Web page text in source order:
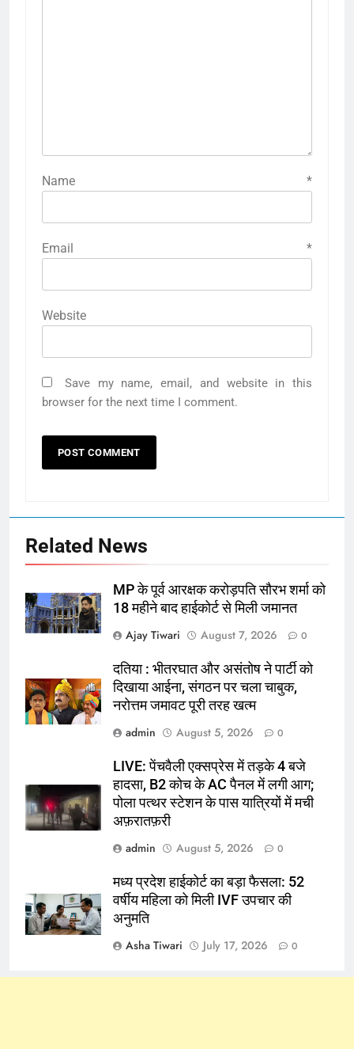
Name *
Email *
Website
Save my name, email, and website in this
browser for the next time I comment.
Related News
MP के पूर्व आरक्षक करोड़पति सौरभ शर्मा को
18 महीने बाद हाईकोर्ट से मिली जमानत
Ajay Tiwari
August 7, 2026 0
दतिया : भीतरघात और असंतोष ने पार्टी को
दिखाया आईना, संगठन पर चला चाबुक,
नरोत्तम जमावट पूरी तरह खत्म
admin
August 5, 2026 0
LIVE: पेंचवैली एक्सप्रेस में तड़के 4 बजे
हादसा, B2 कोच के AC पैनल में लगी आग;
पोला पत्थर स्टेशन के पास यात्रियों में मची
अफ़रातफ़री
admin
August 5, 2026 0
मध्य प्रदेश हाईकोर्ट का बड़ा फैसला: 52
वर्षीय महिला को मिली IVF उपचार की
अनुमति
Asha Tiwari
July 17, 2026 0